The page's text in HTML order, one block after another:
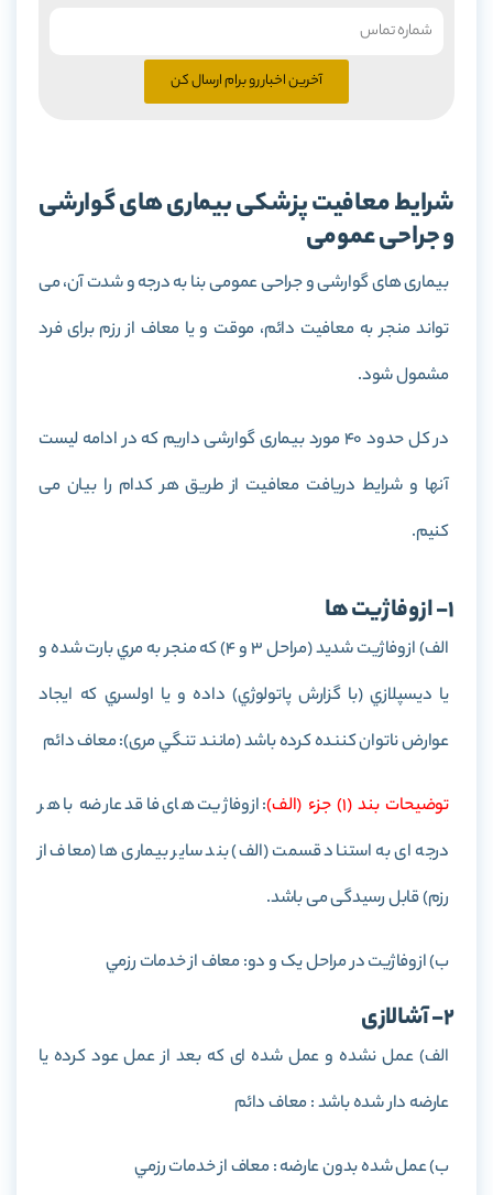
آخرین اخبار رو برام ارسال کن
شرایط معافیت پزشکی بیماری های گوارشی
و جراحی عمومی
بیماری های گوارشی و جراحی عمومی بنا به درجه و شدت آن، می
تواند منجر به معافیت دائم، موقت و یا معاف از رزم برای فرد
مشمول شود.
در کل حدود 40 مورد بیماری گوارشی داریم که در ادامه لیست
آنها و شرایط دریافت معافیت از طریق هر کدام را بیان می
کنیم.
1- ازوفاژيت ها
الف) ازوفاژيت شديد (مراحل 3 و 4) كه منجر به مري بارت شده و
يا ديسپلازي (با گزارش پاتولوژي) داده و يا اولسري كه ايجاد
عوارض ناتوان كننده كرده باشد (مانند تنگي مری): معاف دائم
توضيحات بند (1) جزء (الف)
: ازوفاژیت های فاقد عارضه با هر
درجه ای به استناد قسمت (الف) بند سایر بیماری ها (معاف از
رزم) قابل رسیدگی می باشد.
ب) ازوفاژيت در مراحل يک و دو: معاف از خدمات رزمي
2- آشالازی
الف) عمل نشده و عمل شده ای که بعد از عمل عود کرده يا
عارضه دار شده باشد : معاف دائم
ب) عمل شده بدون عارضه : معاف از خدمات رزمي